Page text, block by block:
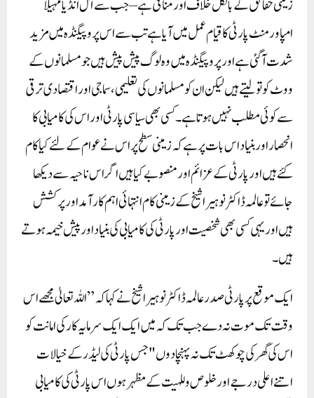
زمینی حقائق کے بالکل خلاف اور منافی ہے – جب سے آل انڈیا مہیلا
امپاورمنٹ پارٹی کا قیام عمل میں آیا ہے تب سے اس پروپیگنڈہ میں مزید
شدت آگئی ہے اور پروپیگنڈہ میں وہ لوگ پیش پیش ہیں جو مسلمانوں کے
ووٹ کو تو لیتے ہیں لیکن ان کو مسلمانوں کی تعلیمی، سماجی اور اقتصادی ترقی
سے کوئی مطلب نہیں ہوتا ہے۔ کسی بھی سیاسی پارٹی اور اس کی کامیابی کا
انحصار اور بنیاد اس بات پر ہے کہ زمینی سطح پر اس نے عوام کے لئے کیا کام
کئے ہیں اور پارٹی کے عزائم اور منصوبے کیا ہیں اگر اس ناحیہ سے دیکھا
جائے توعالمہ ڈاکٹر نوہیرا شیخ کے زمینی کام انتہائی اہم کارآمد اور پر کشش
ہیں اور یہی کسی بھی شخصیت اور پارٹی کی کامیابی کی بنیاد اور پیش خیمہ ہوتے
ہیں۔
ایک موقع پر پارٹی صدر عالمہ ڈاکٹر نوہیرا شیخ نے کہا کہ” اللہ تعالیٰ مجھے اس
وقت تک موت نہ دے جب تک کہ میں ایک ایک سرمایہ کار کی امانت کو
اس کی گھر کی چوکھٹ تک نہ پہنچا دوں "جس پارٹی کی لیڈر کے خیالات
اتنے اعلی درجے اور خلوص وللہیت کے مظہر ہوں اس پارٹی کی کامیابی